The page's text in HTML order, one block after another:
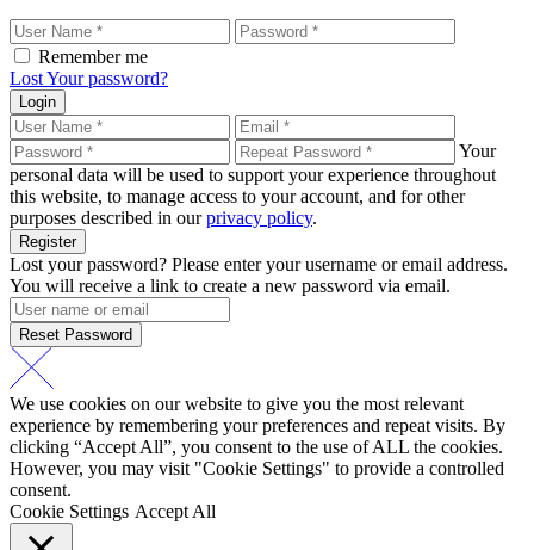
Remember me
Lost Your password?
Login
Your
personal data will be used to support your experience throughout
this website, to manage access to your account, and for other
purposes described in ourprivacy policy.
Register
Lost your password? Please enter your username or email address.
You will receive a link to create a new password via email.
Reset Password
We use cookies on our website to give you the most relevant
experience by remembering your preferences and repeat visits. By
clicking “Accept All”, you consent to the use of ALL the cookies.
However, you may visit "Cookie Settings" to provide a controlled
consent.
Cookie Settings Accept All